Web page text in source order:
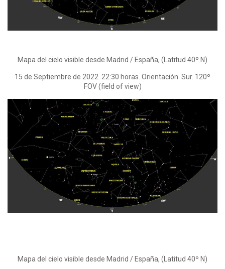
Mapa del cielo visible desde Madrid / España, (Latitud 40º N)
15 de Septiembre de 2022. 22:30 horas. Orientación Sur. 120º
FOV (field of view)
Mapa del cielo visible desde Madrid / España, (Latitud 40º N)